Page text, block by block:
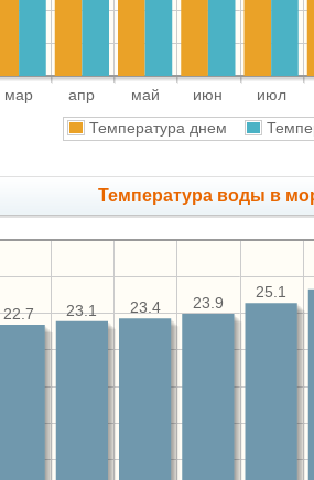
мар апр май июн июл
Температура днем
Температура воды в
25.1
23.9
23.4
23.1
22.7